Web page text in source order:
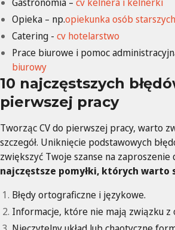
Opieka – np.opiekunka osób starszych
Catering - cv hotelarstwo
Prace biurowe i pomoc
biurowy
10 najczęstszych
pierwszej pracy
Tworząc CV do pierwszej pracy, warto
szczegół. Uniknięcie podstawowych
zwiększyć Twoje szanse na zaproszenie
najczęstsze pomyłki, których warto
Błędy ortograficzne i językowe.
Informacje, które nie mają związku z